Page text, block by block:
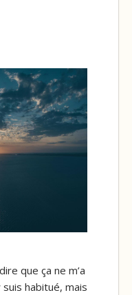
que ça ne m’a
habitué, mais